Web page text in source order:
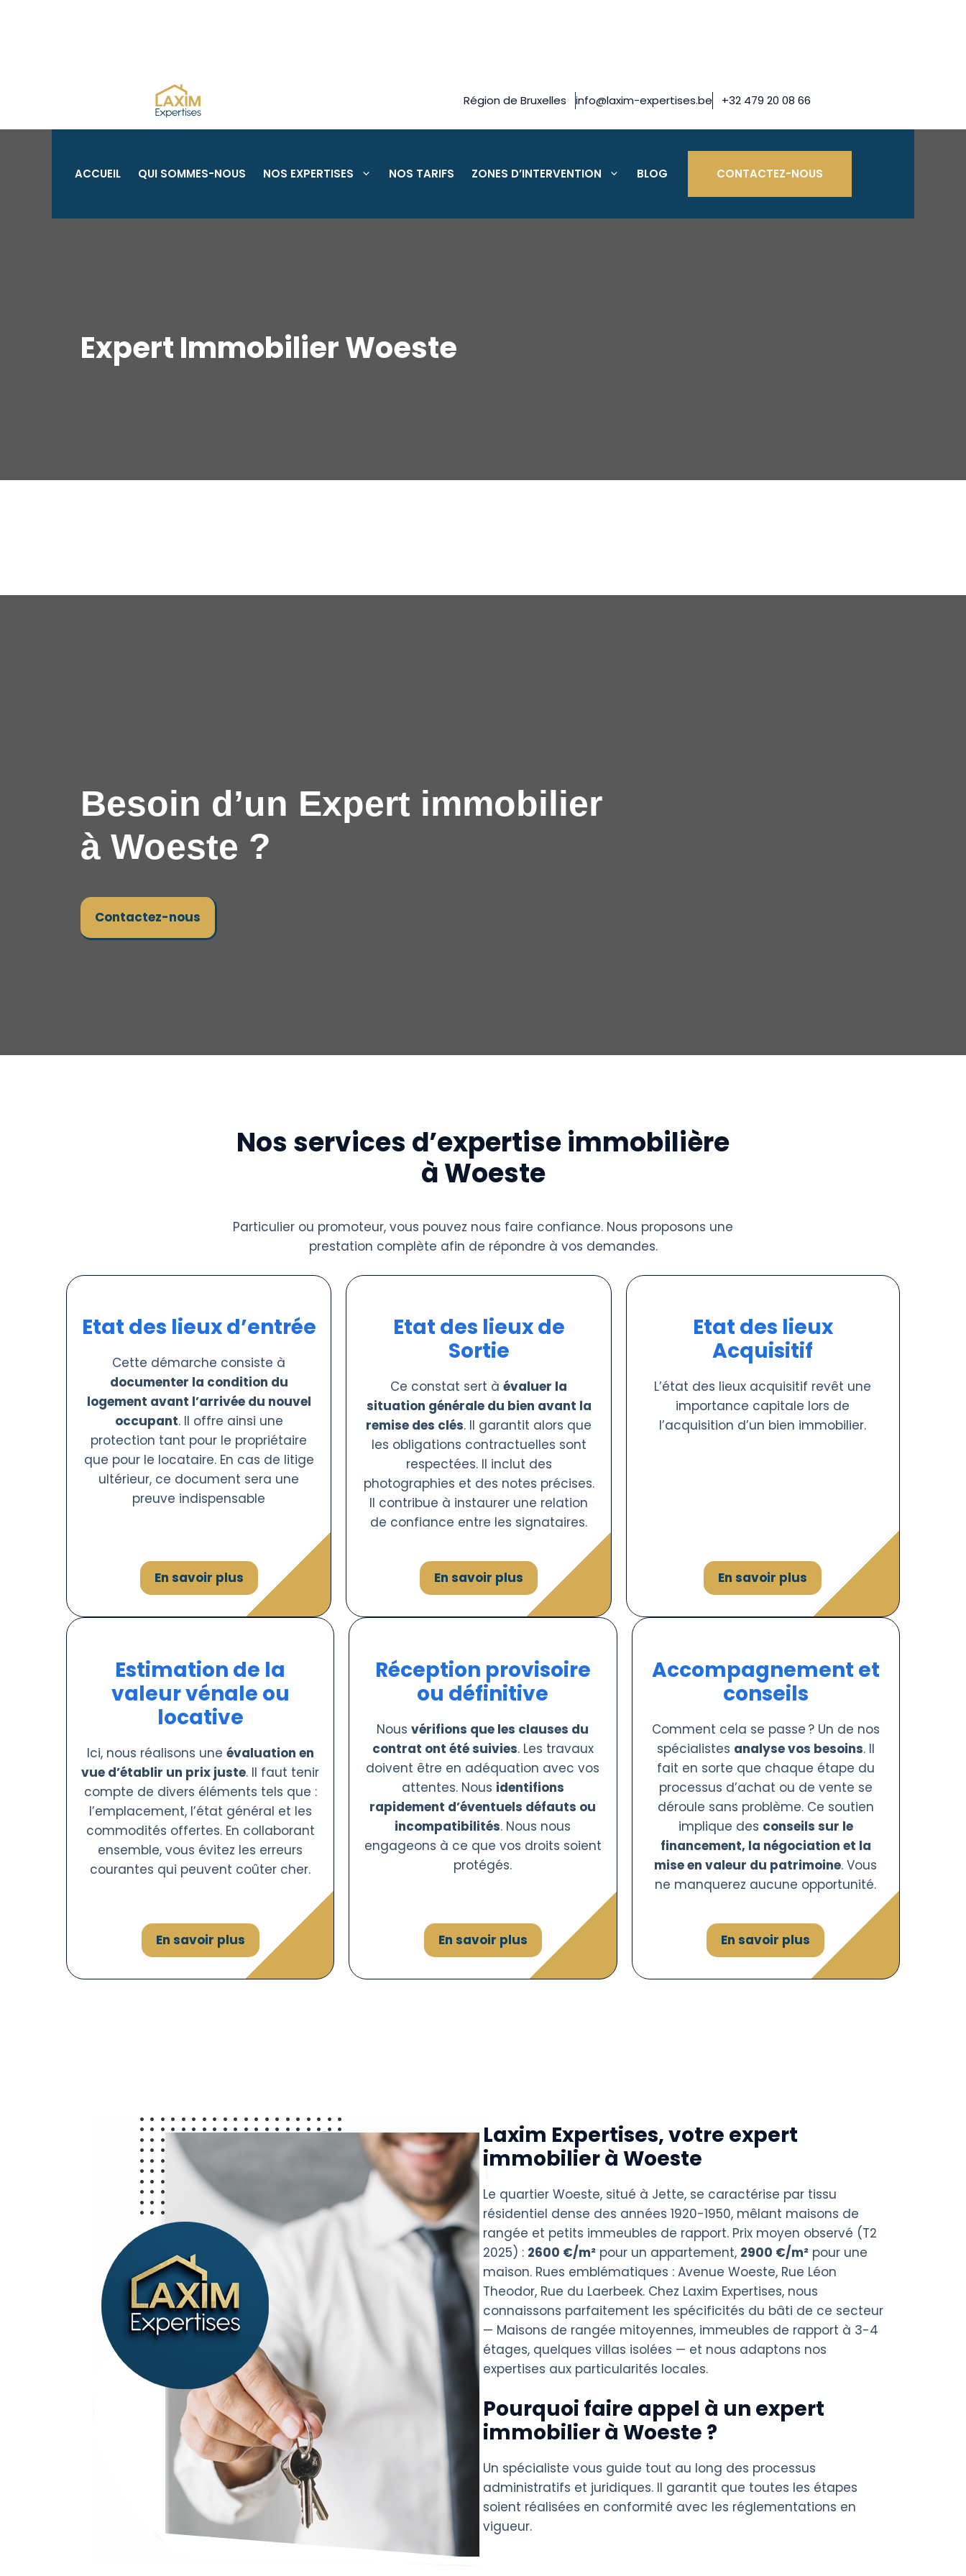
Région de Bruxelles info@laxim-expertises.be +32 479 20 08 66
ACCUEIL QUI SOMMES-NOUS NOS EXPERTISES NOS TARIFS ZONES D’INTERVENTION BLOG CONTACTEZ-NOUS
Expert Immobilier Woeste
Besoin d’un Expert immobilier
à Woeste ?
Contactez-nous
Nos services d’expertise immobilière
à Woeste
Particulier ou promoteur, vous pouvez nous faire confiance. Nous proposons une
prestation complète afin de répondre à vos demandes.
Etat des lieux d’entrée
Cette démarche consiste à
documenter la condition du
logement avant l’arrivée du nouvel
occupant. Il offre ainsi une
protection tant pour le propriétaire
que pour le locataire. En cas de litige
ultérieur, ce document sera une
preuve indispensable
En savoir plus
Etat des lieux de
Sortie
Ce constat sert àévaluer la
situation générale du bien avant la
remise des clés. Il garantit alors que
les obligations contractuelles sont
respectées. Il inclut des
photographies et des notes précises.
Il contribue à instaurer une relation
de confiance entre les signataires.
En savoir plus
Etat des lieux
Acquisitif
L’état des lieux acquisitif revêt une
importance capitale lors de
l’acquisition d’un bien immobilier.
En savoir plus
Estimation de la
valeur vénale ou
locative
Ici, nous réalisons une évaluation en
vue d’établir un prix juste. Il faut tenir
compte de divers éléments tels que :
l’emplacement, l’état général et les
commodités offertes. En collaborant
ensemble, vous évitez les erreurs
courantes qui peuvent coûter cher.
En savoir plus
Réception provisoire
ou définitive
Nousvérifions que les clauses du
contrat ont été suivies. Les travaux
doivent être en adéquation avec vos
attentes. Nous identifions
rapidement d’éventuels défauts ou
incompatibilités. Nous nous
engageons à ce que vos droits soient
protégés.
En savoir plus
Accompagnement et
conseils
Comment cela se passe ? Un de nos
spécialistes analyse vos besoins. Il
fait en sorte que chaque étape du
processus d’achat ou de vente se
déroule sans problème. Ce soutien
implique des conseils sur le
financement, la négociation et la
mise en valeur du patrimoine. Vous
ne manquerez aucune opportunité.
En savoir plus
Laxim Expertises, votre expert
immobilier à Woeste
Le quartier Woeste, situé à Jette, se caractérise par tissu
résidentiel dense des années 1920-1950, mêlant maisons de
rangée et petits immeubles de rapport. Prix moyen observé (T2
2025) : 2600 €/m² pour un appartement, 2900 €/m² pour une
maison. Rues emblématiques : Avenue Woeste, Rue Léon
Theodor, Rue du Laerbeek. Chez Laxim Expertises, nous
connaissons parfaitement les spécificités du bâti de ce secteur
— Maisons de rangée mitoyennes, immeubles de rapport à 3-4
étages, quelques villas isolées — et nous adaptons nos
expertises aux particularités locales.
Pourquoi faire appel à un expert
immobilier à Woeste ?
Un spécialiste vous guide tout au long des processus
administratifs et juridiques. Il garantit que toutes les étapes
soient réalisées en conformité avec les réglementations en
vigueur.